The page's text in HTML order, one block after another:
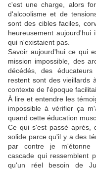
c'est une charge, alors
d'alcoolisme et de
sont des cibles faciles,
heureusement
qui n'existaient pas.
Savoir aujourd'hui ce qui
mission impossible, des
décédés, des
restent sont des vieillards
contexte de l'époque
À lire et entendre les
impossible à vérifier ça
quand cette éducation
Ce qui s'est passé après,
solide parce qu'il y a des
par contre je m'étonne
cascade qui ressemblent
qu'un réel besoin de